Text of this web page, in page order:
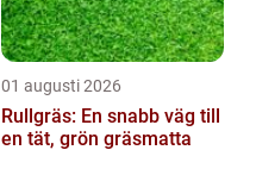
01 augusti 2026
Rullgräs: En snabb väg till
en tät, grön gräsmatta